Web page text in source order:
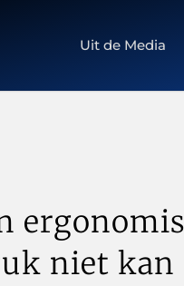
Uit de Media
niet kan